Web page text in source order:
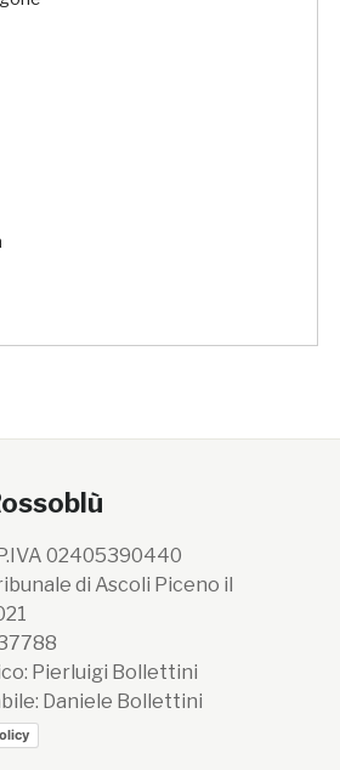
02405390440
di Ascoli Piceno il
Pierluigi Bollettini
Daniele Bollettini